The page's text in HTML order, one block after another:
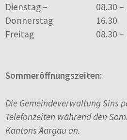
Dienstag –
Donnerstag
08.30
16.30
Freitag
08.30 –
Sommeröffnungszeiten:
Die Gemeindeverwaltung Sins
Telefonzeiten während den
Kantons Aargau an.